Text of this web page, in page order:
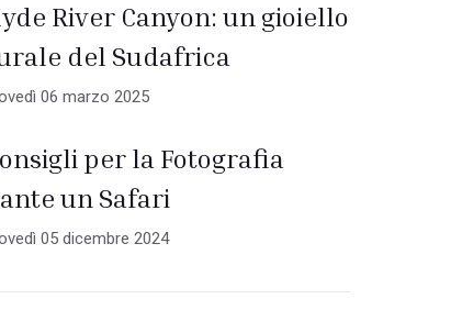
River Canyon: un gioiello
del Sudafrica
06 marzo 2025
per la Fotografia
un Safari
05 dicembre 2024